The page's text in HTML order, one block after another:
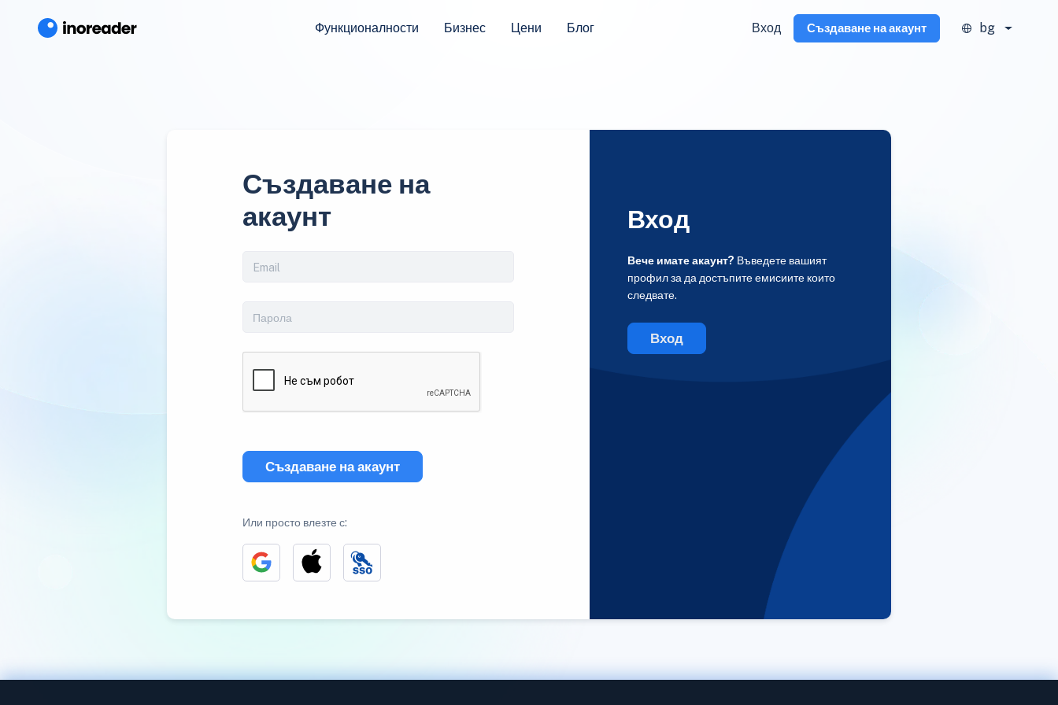
Функционалности Бизнес Цени Блог Вход Създаване на акаунт bg
Създаване на
акаунт
Създаване на акаунт
Или просто влезте с:
Вход
Вече имате акаунт? Въведете вашият
профил за да достъпите емисиите които
следвате.
Вход